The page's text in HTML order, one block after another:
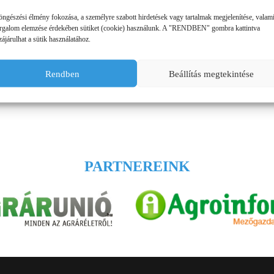
élmény fokozása, a személyre szabott hirdetések vagy tartalmak megjelenítése,
elemzése érdekében sütiket (cookie) használunk. A "RENDBEN" gombra kattintva
a sütik használatához.
Rendben Beállítás megtekintése
ÜZEMANYAG TÁROLÓK
MŰTRÁGYASZÓROK
PARTNEREINK